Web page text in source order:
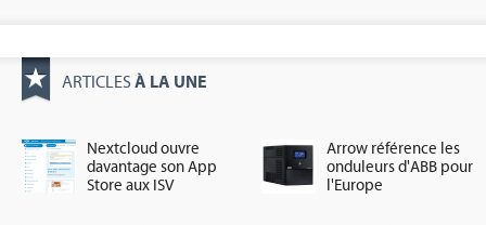
ARTICLES À LA UNE
Nextcloud ouvre
davantage son App
Store aux ISV
Arrow référence les
onduleurs d'ABB pour
l'Europe